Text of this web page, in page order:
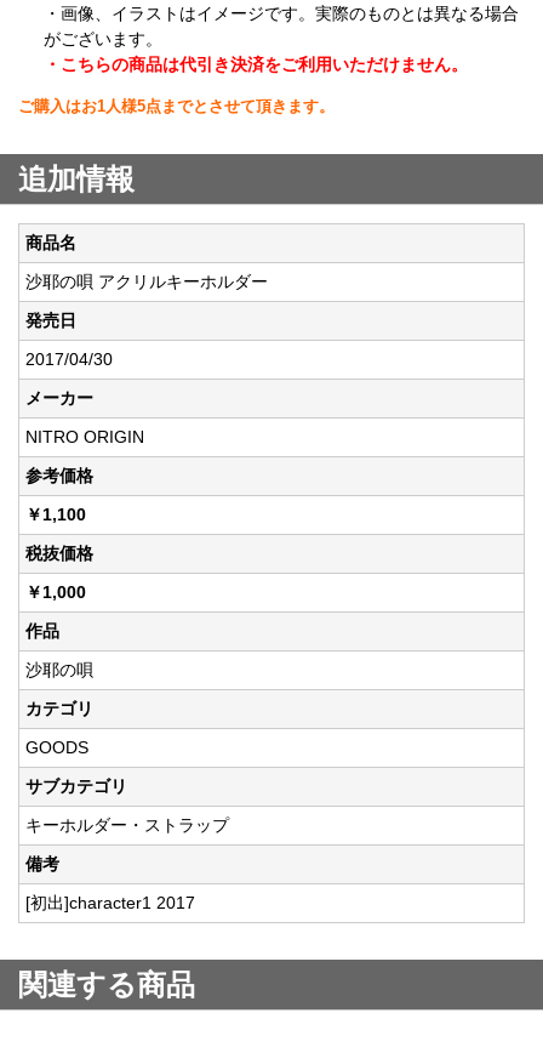
・画像、イラストはイメージです。実際のものとは異なる場合
がございます。
・こちらの商品は代引き決済をご利用いただけません。
ご購入はお1人様5点までとさせて頂きます。
追加情報
商品名
沙耶の唄 アクリルキーホルダー
発売日
2017/04/30
メーカー
NITRO ORIGIN
参考価格
￥1,100
税抜価格
￥1,000
作品
沙耶の唄
カテゴリ
GOODS
サブカテゴリ
キーホルダー・ストラップ
備考
[初出]character1 2017
関連する商品